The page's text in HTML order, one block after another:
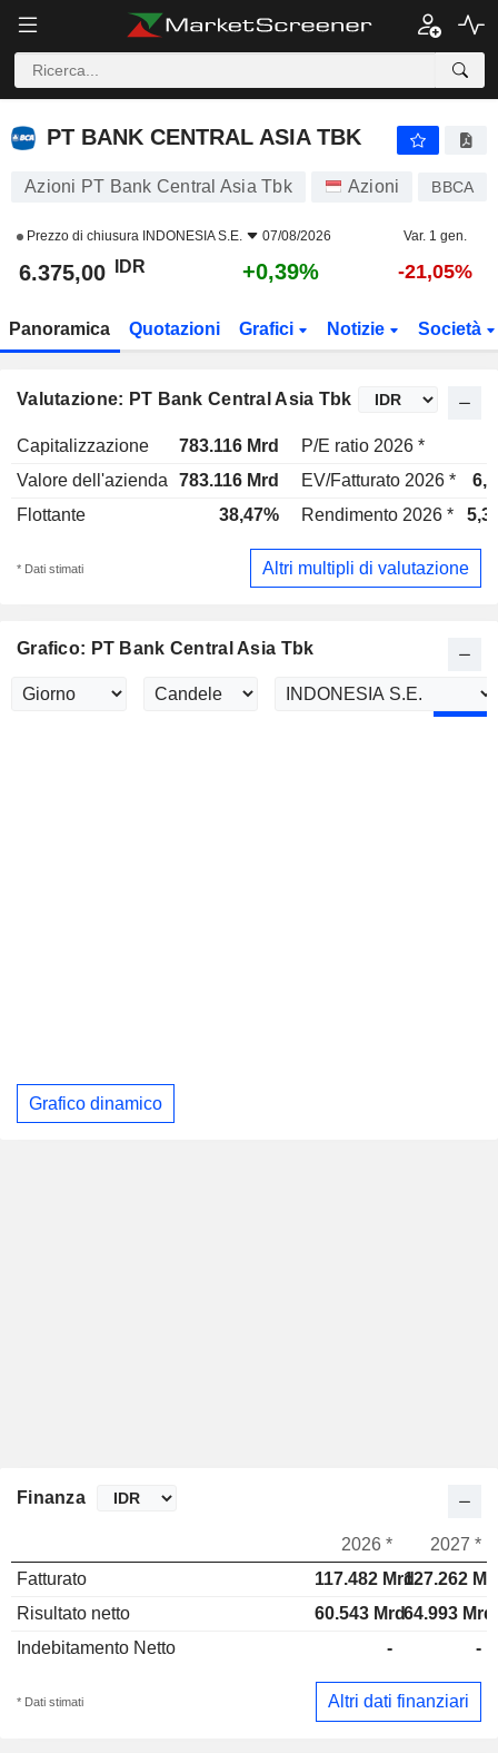
PT BANK CENTRAL ASIA TBK
Azioni PT Bank Central Asia Tbk Azioni BBCA
Prezzo di chiusura INDONESIA S.E. 07/08/2026 Var. 1 gen.
6.375,00 IDR +0,39% -21,05%
Panoramica Quotazioni Grafici Notizie Società
Valutazione: PT Bank Central Asia Tbk
Capitalizzazione 783.116 Mrd P/E ratio 2026 *
Valore dell'azienda
783.116 Mrd EV/Fatturato 2026 *
Flottante
38,47% Rendimento 2026 *
* Dati stimati Altri multipli di valutazione
Grafico: PT Bank Central Asia Tbk
Grafico dinamico
Finanza
2026 *
2027 *
Fatturato
117.482 Mrd127.262
Risultato netto
60.543 Mrd64.993 Mrd
Indebitamento Netto
- -
* Dati stimati Altri dati finanziari